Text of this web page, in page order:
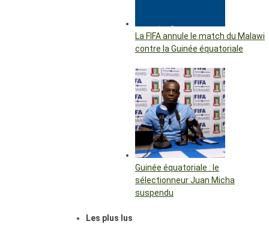
La FIFA annule le match du Malawi
contre la Guinée équatoriale
Guinée équatoriale : le
sélectionneur Juan Micha
suspendu
Les plus lus